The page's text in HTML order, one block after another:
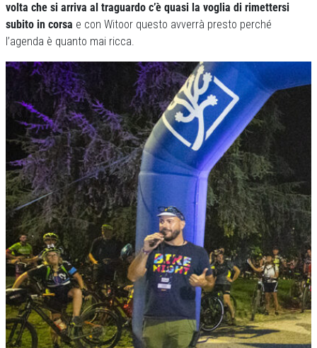
volta che si arriva al traguardo c’è quasi la voglia di rimettersi
subito in corsa e con Witoor questo avverrà presto perché
l’agenda è quanto mai ricca.